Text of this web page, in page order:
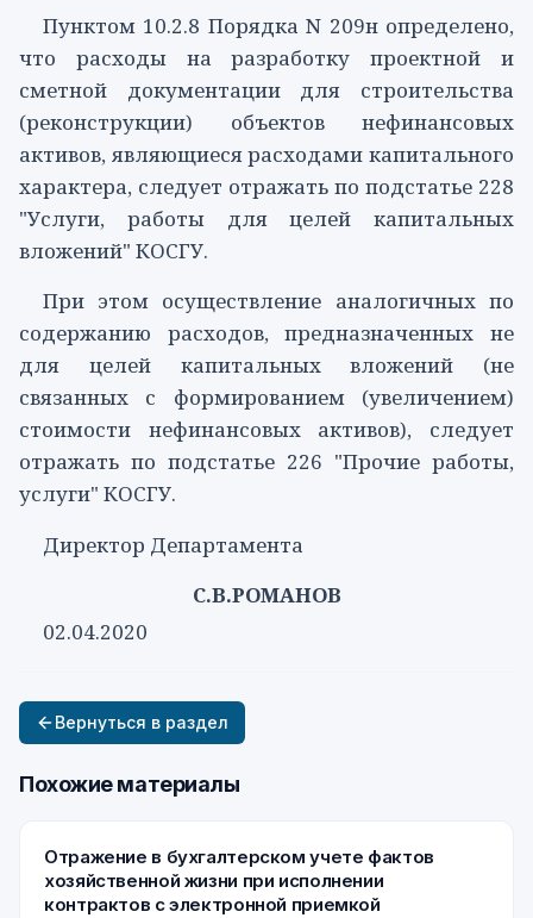
Пунктом 10.2.8 Порядка N 209н определено,
что расходы на разработку проектной и
сметной документации для строительства
(реконструкции) объектов нефинансовых
активов, являющиеся расходами капитального
характера, следует отражать по подстатье 228
"Услуги, работы для целей капитальных
вложений" КОСГУ.
При этом осуществление аналогичных по
содержанию расходов, предназначенных не
для целей капитальных вложений (не
связанных с формированием (увеличением)
стоимости нефинансовых активов), следует
отражать по подстатье 226 "Прочие работы,
услуги" КОСГУ.
Директор Департамента
С.В.РОМАНОВ
02.04.2020
Вернуться в раздел
Похожие материалы
Отражение в бухгалтерском учете фактов
хозяйственной жизни при исполнении
контрактов с электронной приемкой